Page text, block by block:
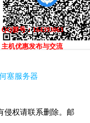
QQ群号：164393063
主机优惠发布与交流
塞服务器
侵权请联系删除。邮